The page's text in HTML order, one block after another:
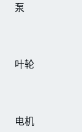
泵
叶轮
电机